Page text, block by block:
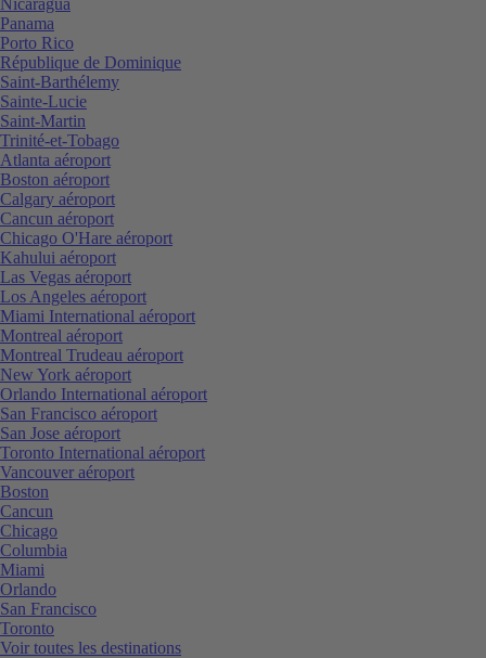
Panama
Porto Rico
République de Dominique
Saint-Barthélemy
Sainte-Lucie
Saint-Martin
Trinité-et-Tobago
Atlanta aéroport
Boston aéroport
Calgary aéroport
Cancun aéroport
Chicago O'Hare aéroport
Kahului aéroport
Las Vegas aéroport
Los Angeles aéroport
Miami International aéroport
Montreal aéroport
Montreal Trudeau aéroport
New York aéroport
Orlando International aéroport
San Francisco aéroport
San Jose aéroport
Toronto International aéroport
Vancouver aéroport
Boston
Cancun
Chicago
Columbia
Miami
Orlando
San Francisco
Toronto
Voir toutes les destinations